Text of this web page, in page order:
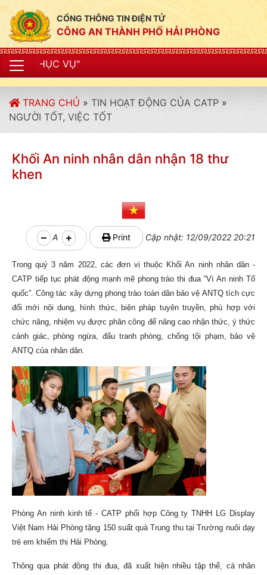
CỔNG THÔNG TIN ĐIỆN TỬ
CÔNG AN THÀNH PHỐ HẢI PHÒNG
TRANG CHỦ » TIN HOẠT ĐỘNG CỦA CATP »
NGƯỜI TỐT, VIỆC TỐT
Khối An ninh nhân dân nhận 18 thư
khen
A Print Cập nhật: 12/09/2022 20:21
Trong quý 3 năm 2022, các đơn vị thuộc Khối An ninh nhân dân -
CATP tiếp tục phát động mạnh mẽ phong trào thi đua “Vì An ninh Tổ
quốc”. Công tác xây dựng phong trào toàn dân bảo vệ ANTQ tích cực
đổi mới nội dung, hình thức, biện pháp tuyên truyền, phù hợp với
chức năng, nhiệm vụ được phân công để nâng cao nhận thức, ý thức
cảnh giác, phòng ngừa, đấu tranh phòng, chống tội phạm, bảo vệ
ANTQ của nhân dân.
Phòng An ninh kinh tế - CATP phối hợp Công ty TNHH LG Display
Việt Nam Hải Phòng tặng 150 suất quà Trung thu tại Trường nuôi dạy
trẻ em khiếm thị Hải Phòng.
Thông qua phát động thi đua, đã xuất hiện nhiều tập thể, cá nhân